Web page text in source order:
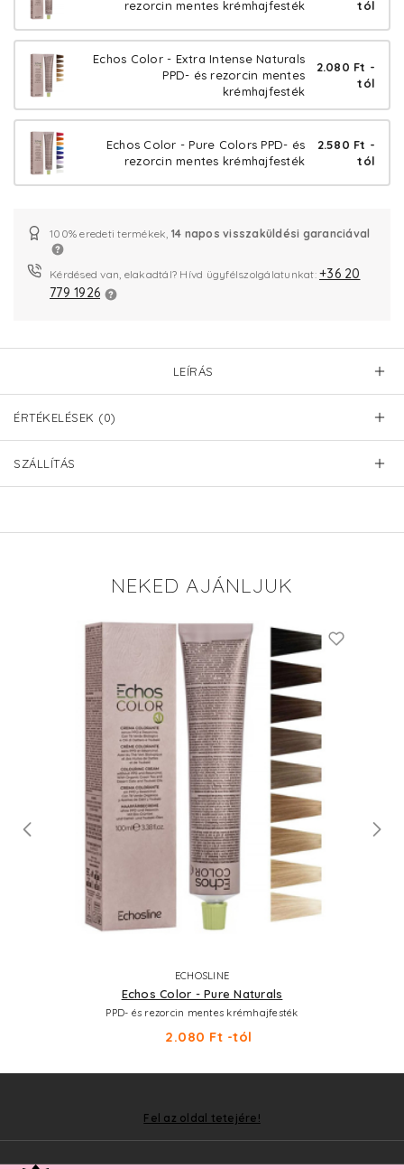
rezorcin mentes krémhajfesték
tól
Echos Color - Extra Intense Naturals
PPD- és rezorcin mentes
krémhajfesték
2.080 Ft -
tól
Echos Color - Pure Colors PPD- és
rezorcin mentes krémhajfesték
2.580 Ft -
tól
100% eredeti termékek, 14 napos visszaküldési garanciával
Kérdésed van, elakadtál? Hívd ügyfélszolgálatunkat: +36 20
779 1926
LEÍRÁS
ÉRTÉKELÉSEK (0)
SZÁLLÍTÁS
NEKED AJÁNLJUK
ECHOSLINE
Echos Color - Pure Naturals
PPD- és rezorcin mentes krémhajfesték
2.080 Ft -tól
Fel az oldal tetejére!